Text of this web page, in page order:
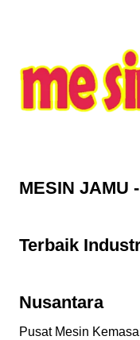
MESIN JAMU
Terbaik
Nusantara
Pusat Mesin